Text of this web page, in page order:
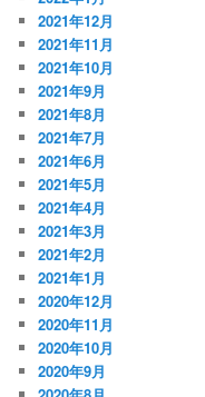
2021年12月
2021年11月
2021年10月
2021年9月
2021年8月
2021年7月
2021年6月
2021年5月
2021年4月
2021年3月
2021年2月
2021年1月
2020年12月
2020年11月
2020年10月
2020年9月